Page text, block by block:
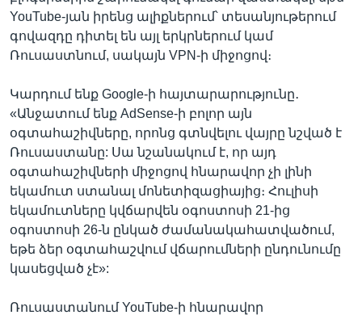
YouTube-յան իրենց ալիքներում՝ տեսանյութերում
գովազդը դիտել են այլ երկրներում կամ
Ռուսաստնում, սակայն VPN-ի միջոցով։
Կարդում ենք Google-ի հայտարարությունը․
«Անջատում ենք AdSense-ի բոլոր այն
օգտահաշիվները, որոնց գտնվելու վայրը նշված է
Ռուսաստանը: Սա նշանակում է, որ այդ
օգտահաշիվների միջոցով հնարավոր չի լինի
եկամուտ ստանալ մոնետիզացիայից։ Հուլիսի
եկամուտները կվճարվեն օգոստոսի 21-ից
օգոստոսի 26-ն ընկած ժամանակահատվածում,
եթե ձեր օգտահաշվում վճարումների ընդունումը
կասեցված չէ»:
Ռուսաստանում YouTube-ի հնարավոր